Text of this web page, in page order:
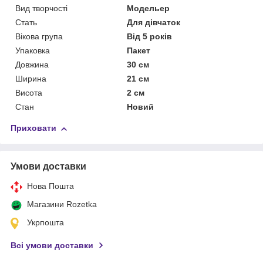
Вид творчості
Модельер
Стать
Для дівчаток
Вікова група
Від 5 років
Упаковка
Пакет
Довжина
30 см
Ширина
21 см
Висота
2 см
Стан
Новий
Приховати
Умови доставки
Нова Пошта
Магазини Rozetka
Укрпошта
Всі умови доставки